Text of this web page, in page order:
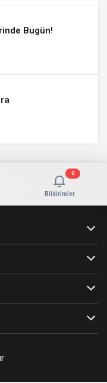
Bugün!
Bildirimler
0